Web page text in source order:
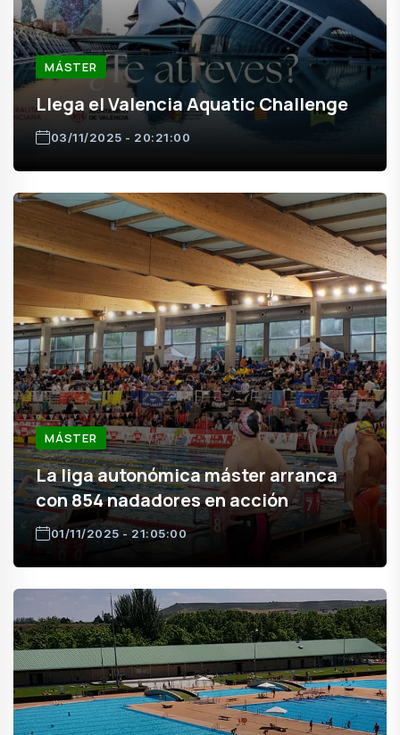
MÁSTER
Llega el Valencia Aquatic Challenge
03/11/2025 - 20:21:00
MÁSTER
La liga autonómica máster arranca
con 854 nadadores en acción
01/11/2025 - 21:05:00